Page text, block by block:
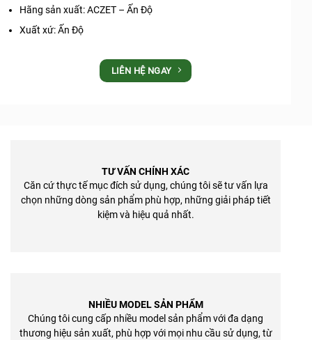
Hãng sản xuất: ACZET – Ấn Độ
Xuất xứ: Ấn Độ
LIÊN HỆ NGAY
TƯ VẤN CHÍNH XÁC
Căn cứ thực tế mục đích sử dụng, chúng tôi sẽ tư vấn lựa
chọn những dòng sản phẩm phù hợp, những giải pháp tiết
kiệm và hiệu quả nhất.
NHIỀU MODEL SẢN PHẨM
Chúng tôi cung cấp nhiều model sản phẩm với đa dạng
thương hiệu sản xuất, phù hợp với mọi nhu cầu sử dụng, từ